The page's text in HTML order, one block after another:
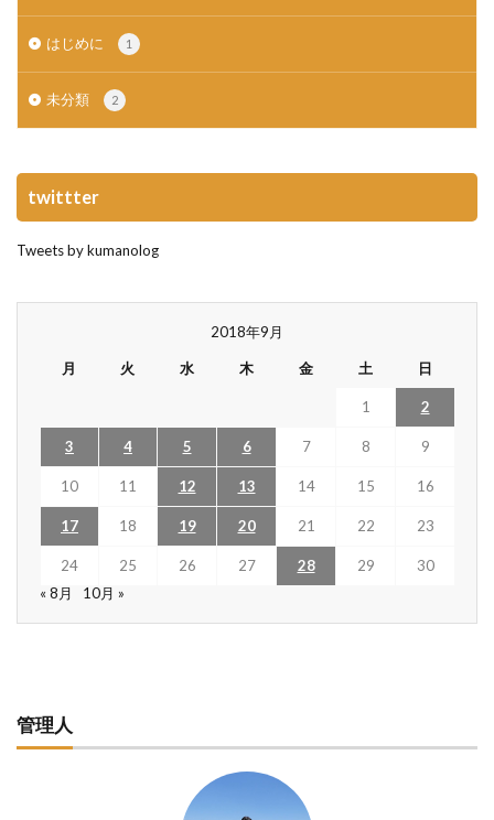
はじめに 1
未分類 2
twittter
Tweets by kumanolog
2018年9月
月 火 水 木 金 土 日
1 2
3 4 5 6 7 8 9
10 11 12 13 14 15 16
17 18 19 20 21 22 23
24 25 26 27 28 29
30
« 8月
10月 »
管理人